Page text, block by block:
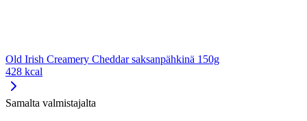
Old Irish Creamery Cheddar saksanpähkinä 150g
428 kcal
Samalta valmistajalta